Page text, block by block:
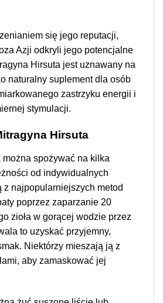
się jego reputacji,
Azji odkryli jego potencjalne
Hirsuta jest uznawany na
naturalny suplement dla osób
zastrzyku energii i
stymulacji.
Hirsuta
można spożywać na kilka
od indywidualnych
z najpopularniejszych metod
poprzez zaparzanie 20
zioła w gorącej wodzie przez
to uzyskać przyjemny,
Niektórzy mieszają ją z
aby zamaskować jej